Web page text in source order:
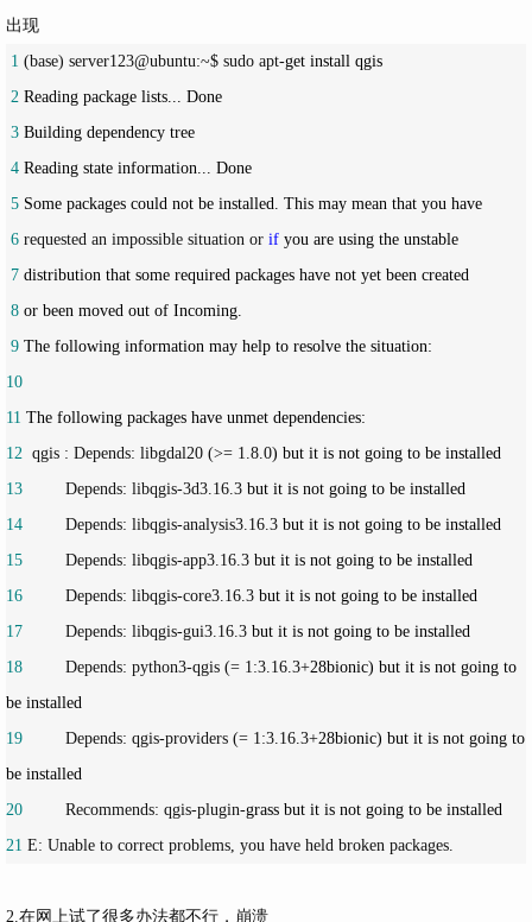
出现
1 (base) server123@ubuntu:~$ sudo apt-
2
3
4
5
6 requested an impossible situation or if
7
8
9
10
11
12
  qgis : Depends: libgdal20 (>= 1.8.0
13
         Depends: libqgis-3d3.16.3
14
         Depends: libqgis-analysis3.16.3
15
         Depends: libqgis-app3.16.3
16
         Depends: libqgis-core3.16.3
17
         Depends: libqgis-gui3.16.3
18
         Depends: python3-qgis (= 1:3.16.3+
28bionic) but it is not going to
19
         Depends: qgis-providers (= 1:3.16.3+
28bionic) but it is not going to
20
         Recommends: qgis-plugin-
21 E: Unable to correct problems, you have held broken packages.
2.在网上试了很多办法都不行，崩溃